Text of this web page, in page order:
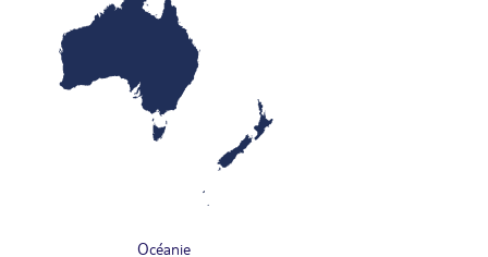
Océanie